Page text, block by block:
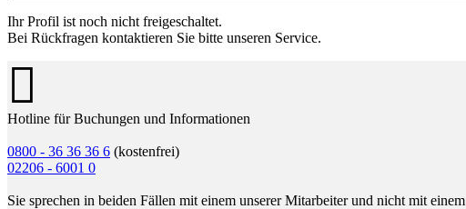
Ihr Profil ist noch nicht freigeschaltet.
Bei Rückfragen kontaktieren Sie bitte unseren Service.
Hotline für Buchungen und Informationen
0800 - 36 36 36 6 (kostenfrei)
02206 - 6001 0
Sie sprechen in beiden Fällen mit einem unserer Mitarbeiter und nicht mit einem